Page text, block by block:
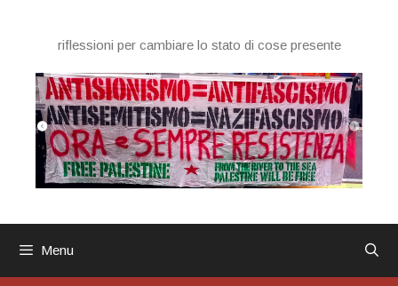
contenutoriflessioni per cambiare lo stato di cose presente
Menu